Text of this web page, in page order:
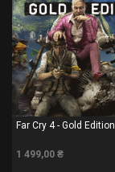
Far Cry 4 - Gold Edition
1 499,00 ₴